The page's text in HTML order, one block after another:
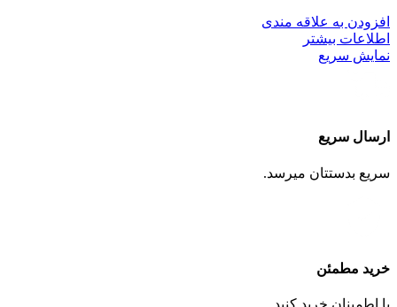
افزودن به علاقه مندی
اطلاعات بیشتر
نمایش سریع
ارسال سریع
سریع بدستتان میرسد.
خرید مطمئن